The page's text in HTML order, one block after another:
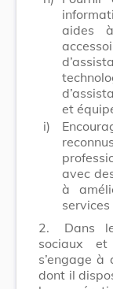
aides
et
i)
avec
à
2.
Dans
sociaux
s’engage à
dont il